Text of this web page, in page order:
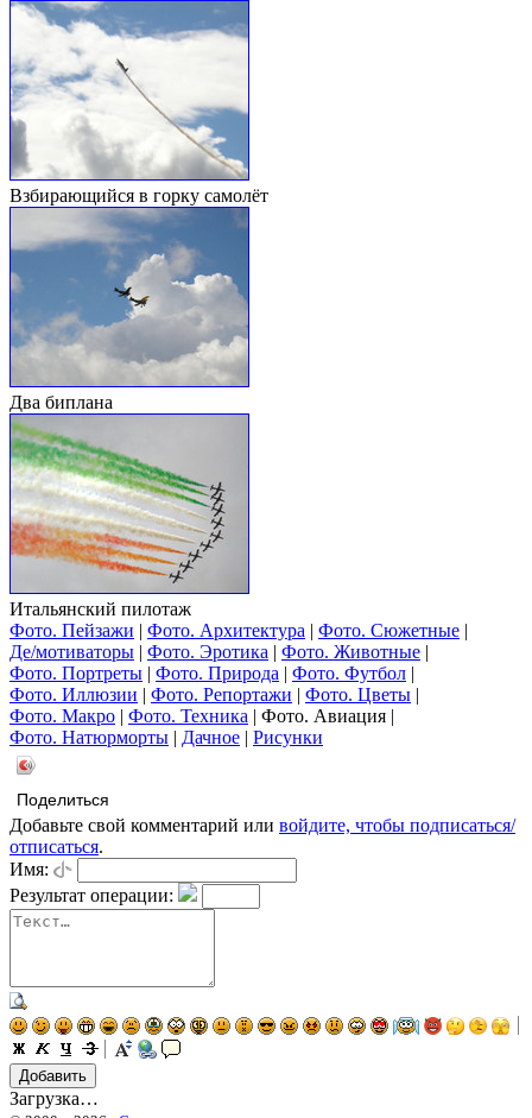
Взбирающийся в горку самолёт
Два биплана
Итальянский пилотаж
Фото. Пейзажи | Фото. Архитектура | Фото. Сюжетные |
Де/мотиваторы | Фото. Эротика | Фото. Животные |
Фото. Портреты | Фото. Природа | Фото. Футбол |
Фото. Иллюзии | Фото. Репортажи | Фото. Цветы |
Фото. Макро | Фото. Техника | Фото. Авиация |
Фото. Натюрморты | Дачное | Рисунки
Поделиться
Добавьте свой комментарий или войдите, чтобы подписаться/
отписаться.
Имя:
Результат операции:
Загрузка…